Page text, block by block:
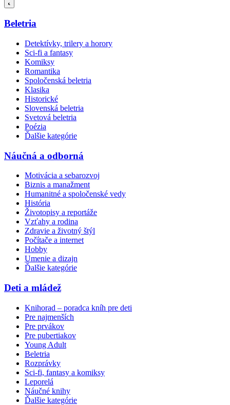
Beletria
Detektívky, trilery a horory
Sci-fi a fantasy
Komiksy
Romantika
Spoločenská beletria
Klasika
Historické
Slovenská beletria
Svetová beletria
Poézia
Ďalšie kategórie
Náučná a odborná
Motivácia a sebarozvoj
Biznis a manažment
Humanitné a spoločenské vedy
História
Životopisy a reportáže
Vzťahy a rodina
Zdravie a životný štýl
Počítače a internet
Hobby
Umenie a dizajn
Ďalšie kategórie
Deti a mládež
Knihorad – poradca kníh pre deti
Pre najmenších
Pre prvákov
Pre pubertiakov
Young Adult
Beletria
Rozprávky
Sci-fi, fantasy a komiksy
Leporelá
Náučné knihy
Ďalšie kategórie